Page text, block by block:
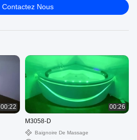
Contactez Nous
00:22
00:26
M3058-D
Baignoire De Massage